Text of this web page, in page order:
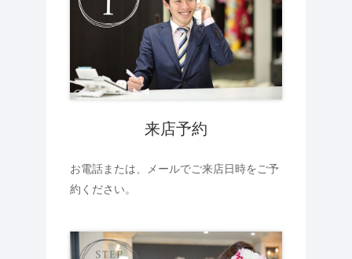
来店予約
お電話または、メールでご来店日時をご予
約ください。